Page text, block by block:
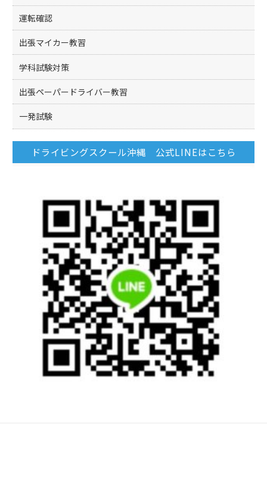
運転確認
出張マイカー教習
学科試験対策
出張ペーパードライバー教習
一発試験
ドライビングスクール沖縄 公式LINEはこちら